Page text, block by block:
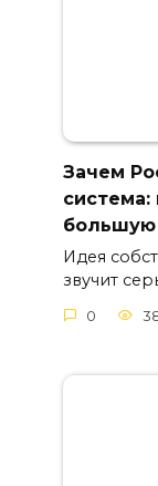
Зачем
система:
большую
Идея
звучит
0